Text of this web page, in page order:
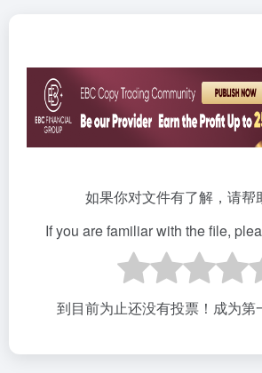
如果你对文件有了解，请帮
If you are familiar with the file,
到目前为止还没有投票！成为第